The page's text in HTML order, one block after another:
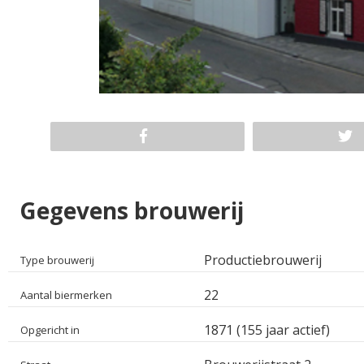
Gegevens brouwerij
Type brouwerij Productiebrouwerij
Aantal biermerken 22
Opgericht in 1871 (155 jaar actief)